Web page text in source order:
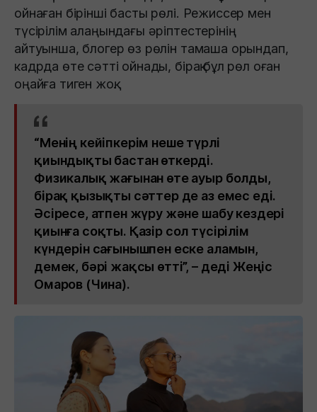
ойнаған бірінші басты рөлі. Режиссер мен
түсірілім алаңындағы әріптестерінің
айтуынша, блогер өз рөлін тамаша орындап,
кадрда өте сәтті ойнады, бірақ бұл рөл оған
оңайға тиген жоқ.
“Менің кейіпкерім неше түрлі
қиындықты бастан өткерді.
Физикалық жағынан өте ауыр болды,
бірақ қызықты сәттер де аз емес еді.
Әсіресе, атпен жүру және шабу кездері
қиынға соқты. Қазір сол түсірілім
күндерін сағынышпен еске аламын,
демек, бәрі жақсы өтті”, – деді Жеңіс
Омаров (Чина).